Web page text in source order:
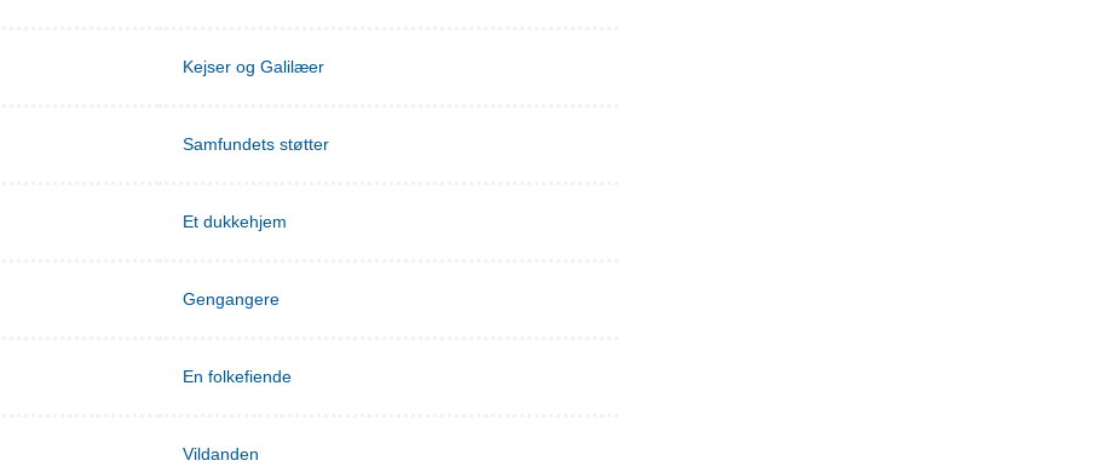
Kejser og Galilæer
Samfundets støtter
Et dukkehjem
Gengangere
En folkefiende
Vildanden